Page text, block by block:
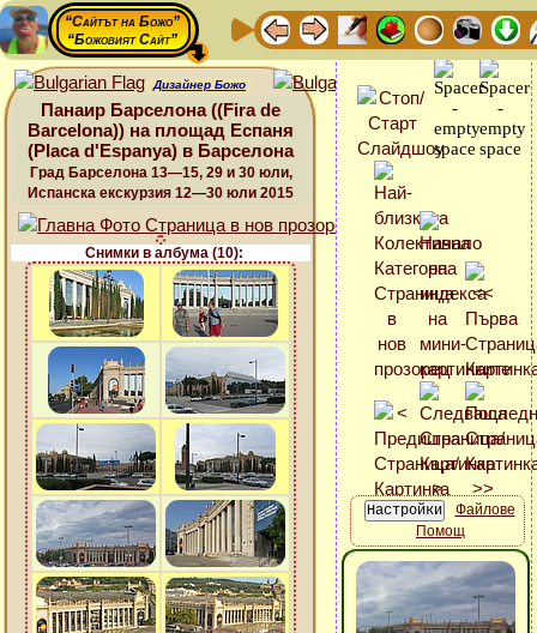
“Сайтът на Божо”
“Божовият Сайт”
Дизайнер Божо
Панаир Барселона ((Fira de
Barcelona)) на площад Еспаня
(Placa d'Espanya) в Барселона
Град Барселона 13—15, 29 и 30 юли,
Испанска екскурзия 12—30 юли 2015
Снимки в албума (10):
Файлове
Помощ